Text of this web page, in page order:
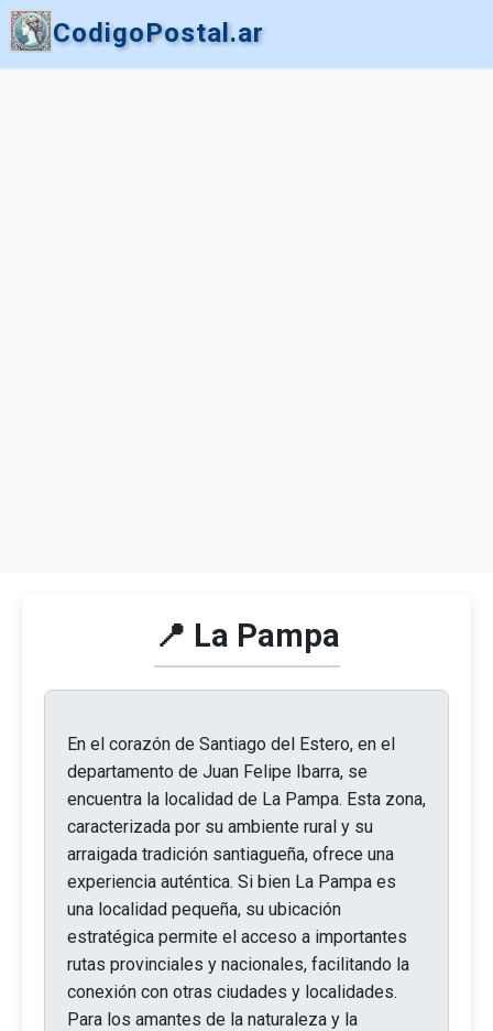
CodigoPostal.ar
📍 La Pampa
En el corazón de Santiago del Estero, en el
departamento de Juan Felipe Ibarra, se
encuentra la localidad de La Pampa. Esta zona,
caracterizada por su ambiente rural y su
arraigada tradición santiagueña, ofrece una
experiencia auténtica. Si bien La Pampa es
una localidad pequeña, su ubicación
estratégica permite el acceso a importantes
rutas provinciales y nacionales, facilitando la
conexión con otras ciudades y localidades.
Para los amantes de la naturaleza y la